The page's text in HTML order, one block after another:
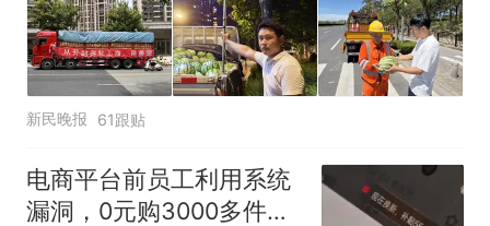
新民晚报 61跟贴
电商平台前员工利用系统
漏洞，0元购3000多件家